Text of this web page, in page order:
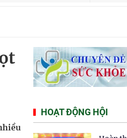
HOẠT ĐỘNG HỘI